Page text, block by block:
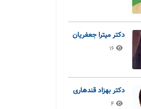
دکتر میترا جعفریان
16
دکتر بهزاد قندهاری
4